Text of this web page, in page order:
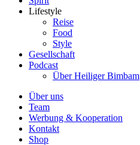
Lifestyle
Reise
Food
Style
Gesellschaft
Podcast
Über Heiliger Bimbam
Über uns
Team
Werbung & Kooperation
Kontakt
Shop